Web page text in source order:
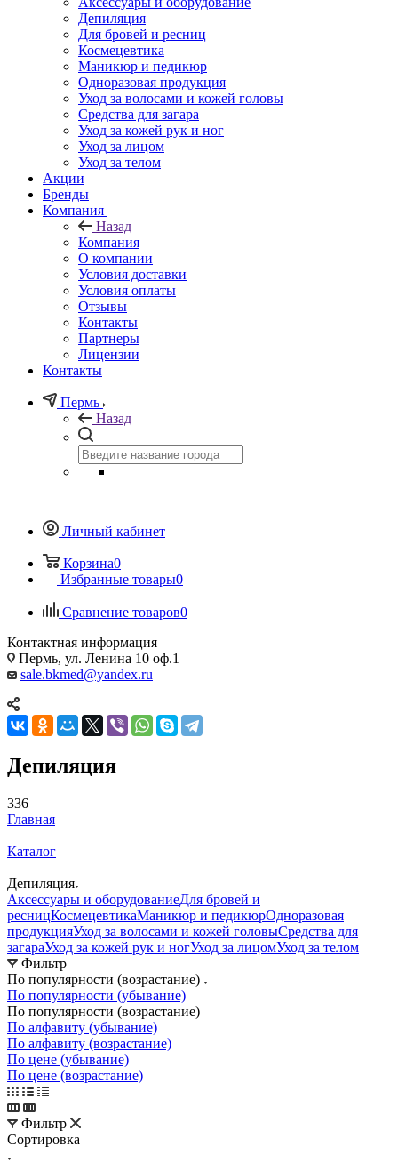
Депиляция
Для бровей и ресниц
Космецевтика
Маникюр и педикюр
Одноразовая продукция
Уход за волосами и кожей головы
Средства для загара
Уход за кожей рук и ног
Уход за лицом
Уход за телом
Акции
Бренды
Компания
Назад
Компания
О компании
Условия доставки
Условия оплаты
Отзывы
Контакты
Партнеры
Лицензии
Контакты
Пермь
Назад
Личный кабинет
Корзина0
Избранные товары0
Сравнение товаров0
Контактная информация
Пермь, ул. Ленина 10 оф.1
sale.bkmed@yandex.ru
Депиляция
336
Главная
—
Каталог
—
Депиляция
Аксессуары и оборудованиеДля бровей и
ресницКосмецевтикаМаникюр и педикюрОдноразовая
продукцияУход за волосами и кожей головыСредства для
загараУход за кожей рук и ногУход за лицомУход за телом
Фильтр
По популярности (возрастание)
По популярности (убывание)
По популярности (возрастание)
По алфавиту (убывание)
По алфавиту (возрастание)
По цене (убывание)
По цене (возрастание)
Фильтр
Сортировка